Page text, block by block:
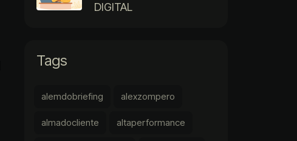
DIGITAL
Tags
alemdobriefing alexzompero
almadocliente altaperformance